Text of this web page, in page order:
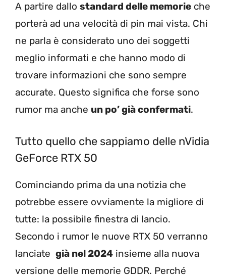
A partire dallo standard delle memorie che
porterà ad una velocità di pin mai vista. Chi
ne parla è considerato uno dei soggetti
meglio informati e che hanno modo di
trovare informazioni che sono sempre
accurate. Questo significa che forse sono
rumor ma anche un po’ già confermati.
Tutto quello che sappiamo delle nVidia
GeForce RTX 50
Cominciando prima da una notizia che
potrebbe essere ovviamente la migliore di
tutte: la possibile finestra di lancio.
Secondo i rumor le nuove RTX 50 verranno
lanciate già nel 2024 insieme alla nuova
versione delle memorie GDDR. Perché